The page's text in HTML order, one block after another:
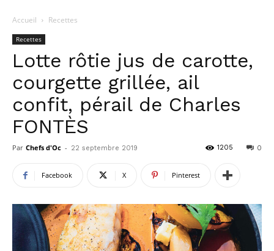
Accueil Recettes
Recettes
Lotte rôtie jus de carotte,
courgette grillée, ail
confit, pérail de Charles
FONTÈS
Par Chefs d'Oc - 22 septembre 2019 0
1205
Facebook X Pinterest